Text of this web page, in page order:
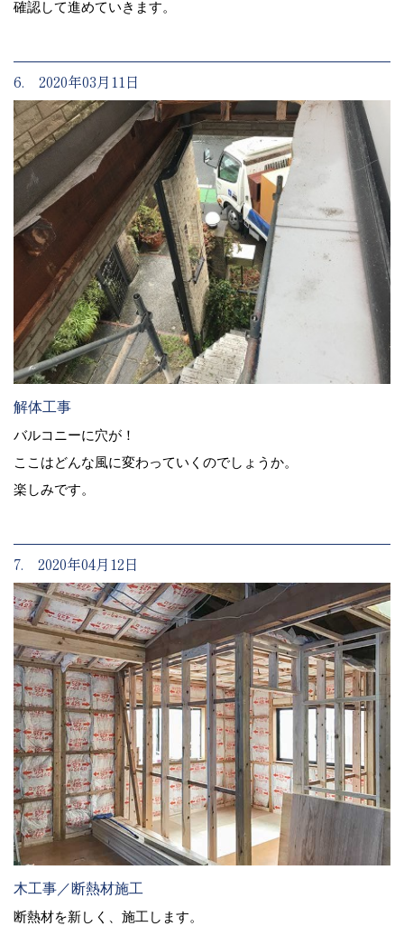
確認して進めていきます。
6. 2020年03月11日
解体工事
バルコニーに穴が！
ここはどんな風に変わっていくのでしょうか。
楽しみです。
7. 2020年04月12日
木工事／断熱材施工
断熱材を新しく、施工します。